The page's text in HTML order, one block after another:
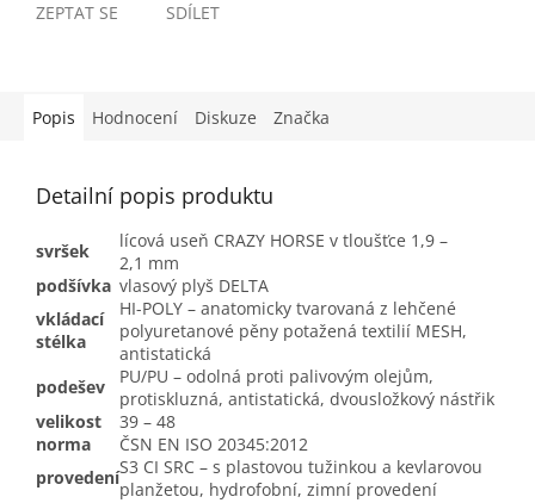
ZEPTAT SE SDÍLET
Popis Hodnocení Diskuze Značka
Detailní popis produktu
svršek
lícová useň CRAZY HORSE v tloušťce 1,9 –
2,1 mm
podšívka vlasový plyš DELTA
vkládací
stélka
HI-POLY – anatomicky tvarovaná z lehčené
polyuretanové pěny potažená textilií MESH,
antistatická
podešev
PU/PU – odolná proti palivovým olejům,
protiskluzná, antistatická, dvousložkový nástřik
velikost
39 – 48
norma
ČSN EN ISO 20345:2012
provedeníS3 CI SRC – s plastovou tužinkou a kevlarovou
planžetou, hydrofobní, zimní provedení